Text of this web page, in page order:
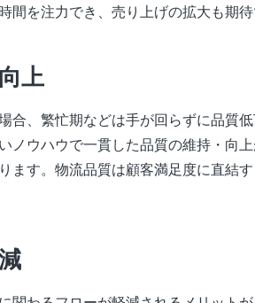
間を注力でき、売り上げの拡大も期待
上
合、繁忙期などは手が回らずに品質
ノウハウで一貫した品質の維持・向
ます。物流品質は顧客満足度に直結